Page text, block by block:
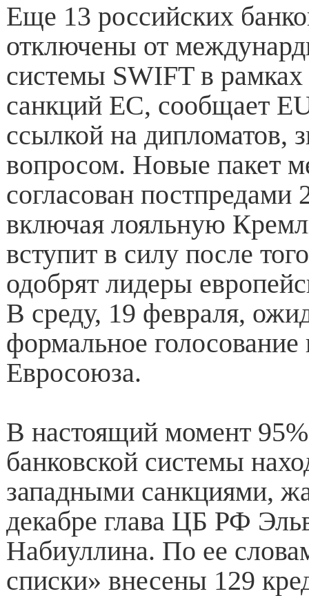
Еще 13 российских
отключены от
системы SWIFT в рамках
санкций ЕС, сообщает
ссылкой на дипломатов,
вопросом. Новые пакет
согласован постпредами
включая лояльную
вступит в силу после
одобрят лидеры
В среду, 19 февраля,
формальное
Евросоюза.
В настоящий момент
банковской системы
западными санкциями,
декабре глава ЦБ РФ
Набиуллина. По ее
списки» внесены 129